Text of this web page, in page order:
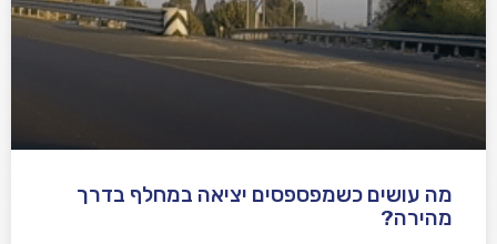
מה עושים כשמפספסים יציאה במחלף בדרך
מהירה?